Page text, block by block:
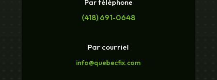
Par téléphone
(418) 691-0648
Par courriel
info@quebecfix.com